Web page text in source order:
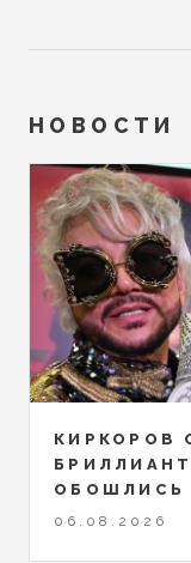
НОВОСТИ
КИРКОРОВ
ОБОШЛИСЬ
06.08.2026